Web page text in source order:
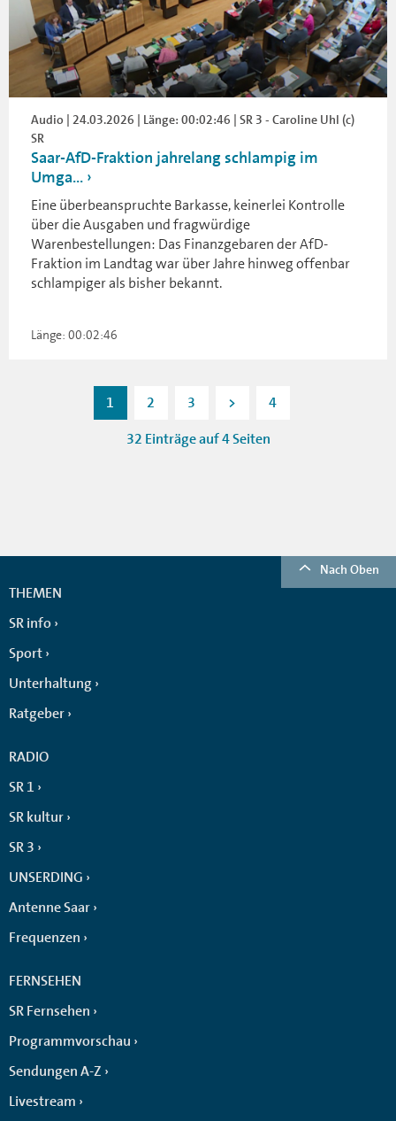
Audio | 24.03.2026 | Länge: 00:02:46 | SR 3 - Caroline Uhl (c)
SR
Saar-AfD-Fraktion jahrelang schlampig im
Umga...
Eine überbeanspruchte Barkasse, keinerlei Kontrolle
über die Ausgaben und fragwürdige
Warenbestellungen: Das Finanzgebaren der AfD-
Fraktion im Landtag war über Jahre hinweg offenbar
schlampiger als bisher bekannt.
Länge: 00:02:46
1 2 3 > 4
32 Einträge auf 4 Seiten
Nach Oben
THEMEN
SR info
Sport
Unterhaltung
Ratgeber
RADIO
SR 1
SR kultur
SR 3
UNSERDING
Antenne Saar
Frequenzen
FERNSEHEN
SR Fernsehen
Programmvorschau
Sendungen A-Z
Livestream